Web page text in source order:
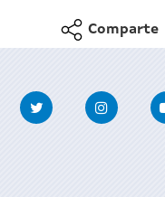
Comparte
Twitter